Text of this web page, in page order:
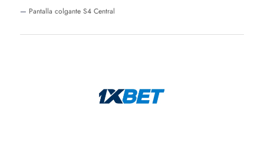
Pantalla colgante S4 Central